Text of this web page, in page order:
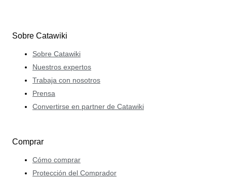
Sobre Catawiki
Sobre Catawiki
Nuestros expertos
Trabaja con nosotros
Prensa
Convertirse en partner de Catawiki
Comprar
Cómo comprar
Protección del Comprador